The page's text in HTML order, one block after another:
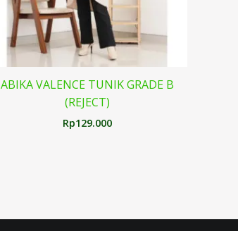
ABIKA VALENCE TUNIK GRADE B
(REJECT)
Rp129.000